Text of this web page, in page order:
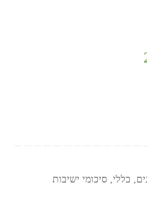
כללי, סיכומי ישיבות